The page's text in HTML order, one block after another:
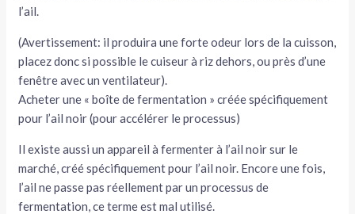
l’ail.
(Avertissement: il produira une forte odeur lors de la cuisson,
placez donc si possible le cuiseur à riz dehors, ou près d’une
fenêtre avec un ventilateur).
Acheter une « boîte de fermentation » créée spécifiquement
pour l’ail noir (pour accélérer le processus)
Il existe aussi un appareil à fermenter à l’ail noir sur le
marché, créé spécifiquement pour l’ail noir. Encore une fois,
l’ail ne passe pas réellement par un processus de
fermentation, ce terme est mal utilisé.